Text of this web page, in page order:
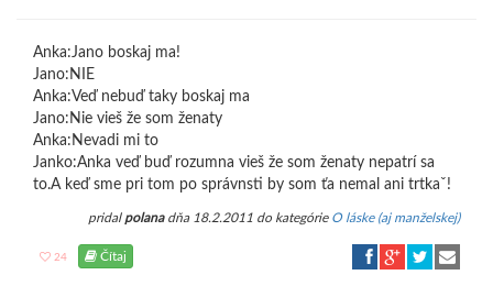
Anka:Jano boskaj ma!
Jano:NIE
Anka:Veď nebuď taky boskaj ma
Jano:Nie vieš že som ženaty
Anka:Nevadi mi to
Janko:Anka veď buď rozumna vieš že som ženaty nepatrí sa
to.A keď sme pri tom po správnsti by som ťa nemal ani trtkaˇ!
pridal polanadňa 18.2.2011 do kategórie O láske (aj manželskej)
24 Čítaj